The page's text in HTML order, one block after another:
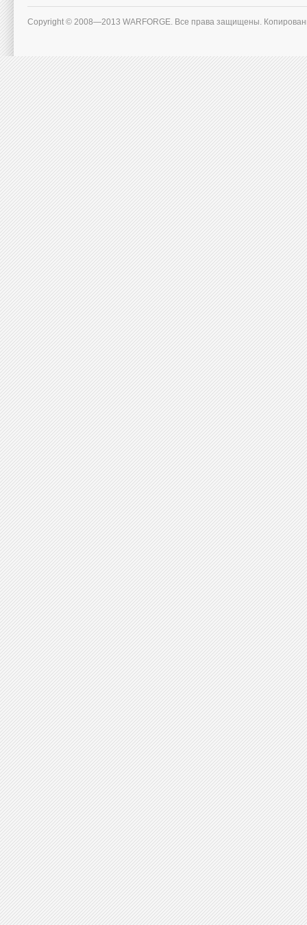
Copyright © 2008—2013 WARFORGE. Все права защищены.